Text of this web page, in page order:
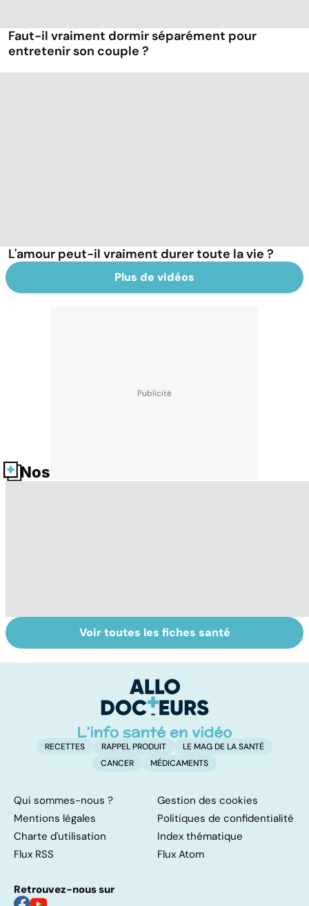
Faut-il vraiment dormir séparément pour
entretenir son couple ?
L'amour peut-il vraiment durer toute la vie ?
Plus de vidéos
Nos fiches santé
Violences
sexuelles :
Bien vivre la
ménopause
Voir toutes les fiches santé
RECETTES RAPPEL PRODUIT
LE MAG DE LA SANTÉ
CANCER
MÉDICAMENTS
Qui sommes-nous ?
Gestion des cookies
Mentions légales
Politiques de confidentialité
Charte d'utilisation
Index thématique
Flux RSS
Flux Atom
Retrouvez-nous sur